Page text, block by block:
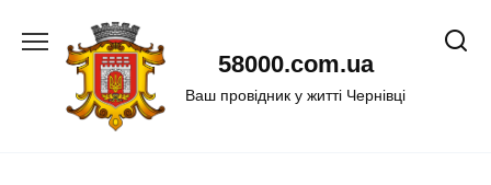
58000.com.ua
Ваш провідник у житті Чернівці